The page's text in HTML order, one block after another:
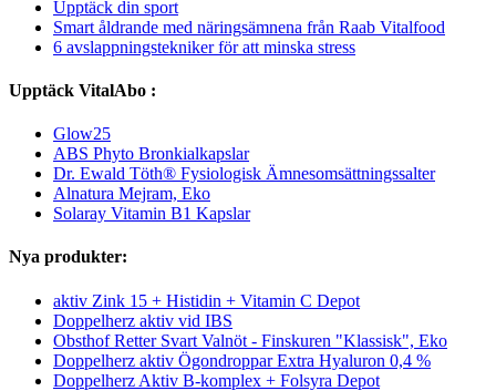
Upptäck din sport
Smart åldrande med näringsämnena från Raab Vitalfood
6 avslappningstekniker för att minska stress
Upptäck VitalAbo :
Glow25
ABS Phyto Bronkialkapslar
Dr. Ewald Töth® Fysiologisk Ämnesomsättningssalter
Alnatura Mejram, Eko
Solaray Vitamin B1 Kapslar
Nya produkter:
aktiv Zink 15 + Histidin + Vitamin C Depot
Doppelherz aktiv vid IBS
Obsthof Retter Svart Valnöt - Finskuren "Klassisk", Eko
Doppelherz aktiv Ögondroppar Extra Hyaluron 0,4 %
Doppelherz Aktiv B-komplex + Folsyra Depot